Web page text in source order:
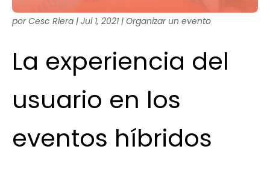
La experiencia del
usuario en los
eventos híbridos
porCesc Riera | Jul 1, 2021 | Organizar un evento